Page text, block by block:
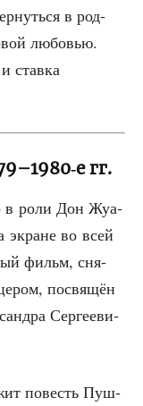
в род­
любо­вью.
став­ка
гг.
в роли Дон Жуа­
во всей
фильм, сня­
посвя­щён
Сер­ге­е­ви­
повесть Пуш­